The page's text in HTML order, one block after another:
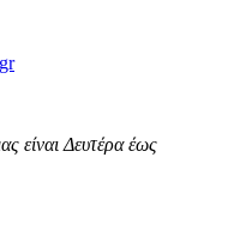
είναι Δευτέρα έως